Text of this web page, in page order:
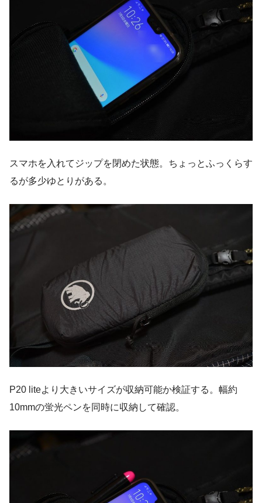
スマホを入れてジップを閉めた状態。ちょっとふっくらす
るが多少ゆとりがある。
P20 liteより大きいサイズが収納可能か検証する。幅約
10mmの蛍光ペンを同時に収納して確認。